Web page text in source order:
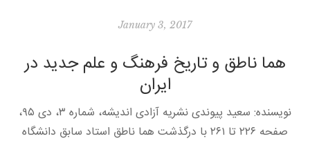
January 3, 2017
هما ناطق و تاریخ فرهنگ و علم جدید در
ایران
نویسنده: سعید پیوندی نشریه آزادی اندیشه، شماره ۳، دی ۹۵،
صفحه ۲۲۶ تا ۲۶۱ با درگذشت هما ناطق استاد سابق دانشگاه